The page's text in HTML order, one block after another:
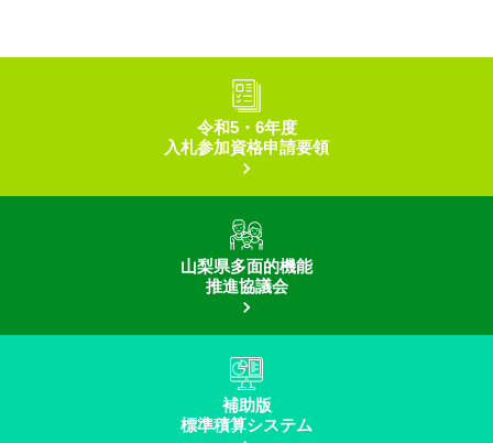
令和5・6年度
入札参加資格申請要領
山梨県多面的機能
推進協議会
補助版
標準積算システム